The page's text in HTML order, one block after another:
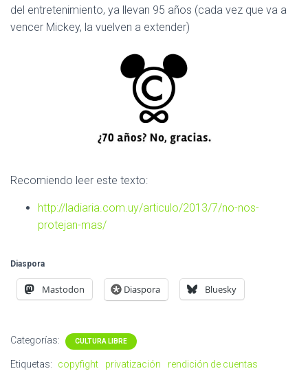
del entretenimiento, ya llevan 95 años (cada vez que va a
vencer Mickey, la vuelven a extender)
Recomiendo leer este texto:
http://ladiaria.com.uy/articulo/2013/7/no-nos-
protejan-mas/
Diaspora
Mastodon Diaspora Bluesky
Categorías: CULTURA LIBRE
Etiquetas: copyfight privatización rendición de cuentas